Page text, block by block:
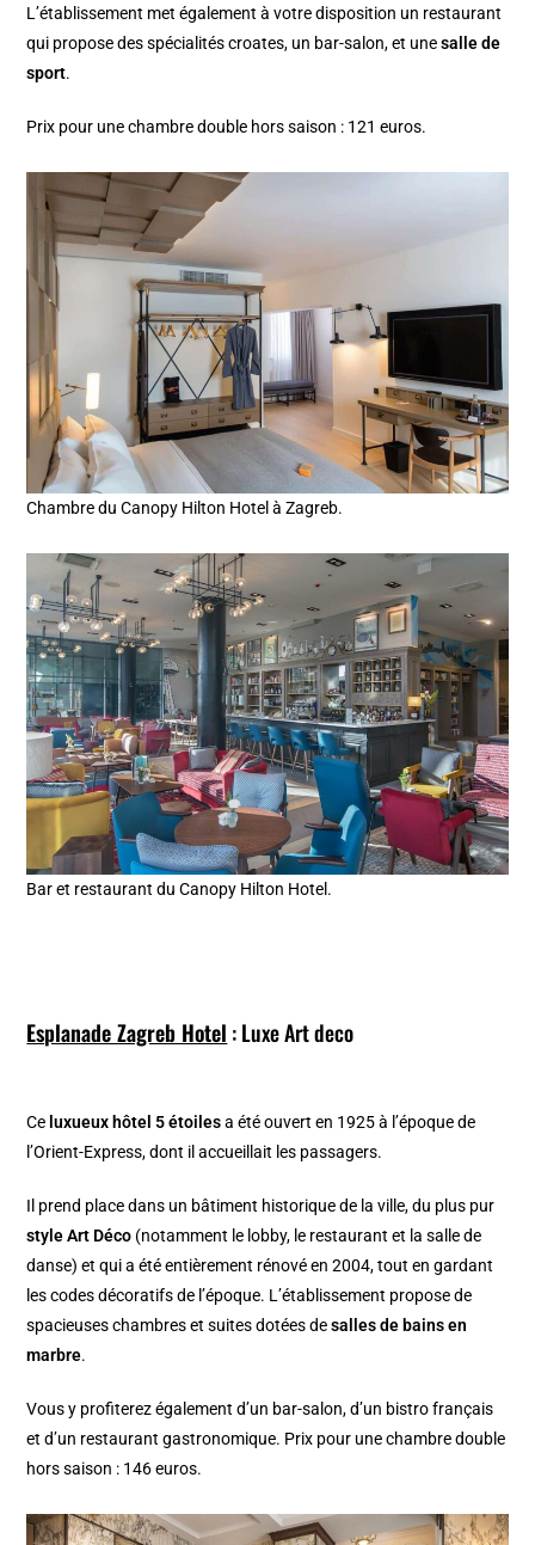
L’établissement met également à votre disposition un restaurant
qui propose des spécialités croates, un bar-salon, et unesalle de
sport.
Prix pour une chambre double hors saison : 121 euros.
Chambre du Canopy Hilton Hotel à Zagreb.
Bar et restaurant du Canopy Hilton Hotel.
Esplanade Zagreb Hotel : Luxe Art deco
Ce luxueux hôtel 5 étoilesa été ouvert en 1925 à l’époque de
l’Orient-Express, dont il accueillait les passagers.
Il prend place dans un bâtiment historique de la ville, du plus pur
style Art Déco (notamment le lobby, le restaurant et la salle de
danse) et qui a été entièrement rénové en 2004, tout en gardant
les codes décoratifs de l’époque. L’établissement propose de
spacieuses chambres et suites dotées desalles de bains en
marbre.
Vous y profiterez également d’un bar-salon, d’un bistro français
et d’un restaurant gastronomique. Prix pour une chambre double
hors saison : 146 euros.